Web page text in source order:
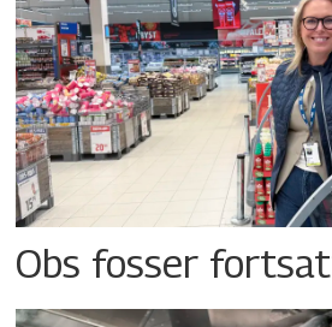
Obs fosser